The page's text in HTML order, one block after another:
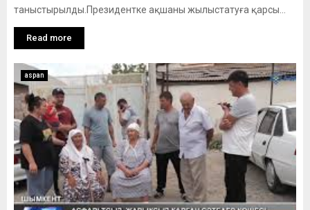
таныстырылды.Президентке ақшаны жылыстатуға қарсы...
Read more
aspan